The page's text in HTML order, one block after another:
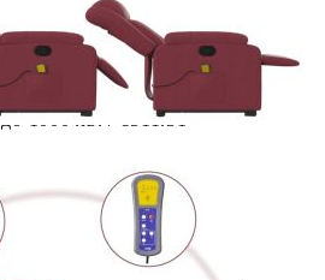
За покупки на стойност до
20% от стойността на
с карта. Останалата сума се
вноски без оскъпяване. За
1000 лв. / €511.31
2000 лв. / €1022.61